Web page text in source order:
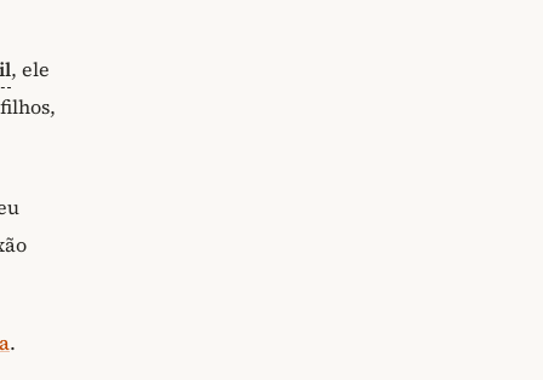
, ele
.